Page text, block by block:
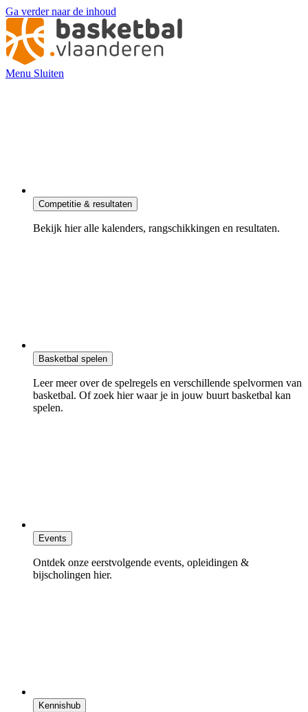
Ga verder naar de inhoud
Menu Sluiten
Competitie & resultaten
Bekijk hier alle kalenders, rangschikkingen en resultaten.
Basketbal spelen
Leer meer over de spelregels en verschillende spelvormen van
basketbal. Of zoek hier waar je in jouw buurt basketbal kan
spelen.
Events
Ontdek onze eerstvolgende events, opleidingen &
bijscholingen hier.
Kennishub